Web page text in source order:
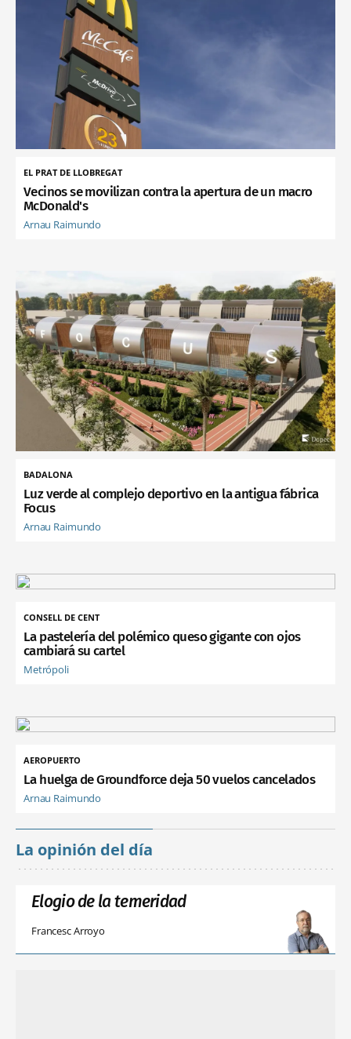
EL PRAT DE LLOBREGAT
Vecinos se movilizan contra la apertura de un macro
McDonald's
Arnau Raimundo
BADALONA
Luz verde al complejo deportivo en la antigua fábrica
Focus
Arnau Raimundo
CONSELL DE CENT
La pastelería del polémico queso gigante con ojos
cambiará su cartel
Metrópoli
AEROPUERTO
La huelga de Groundforce deja 50 vuelos cancelados
Arnau Raimundo
La opinión del día
Elogio de la temeridad
Francesc Arroyo